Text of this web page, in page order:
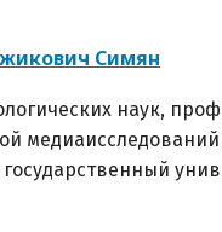
Симян
наук,